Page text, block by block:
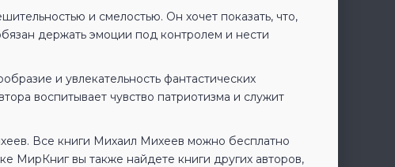
и смелостью. Он хочет показать, что,
держать эмоции под контролем и нести
и увлекательность фантастических
воспитывает чувство патриотизма и служит
Все книги Михаил Михеев можно бесплатно
МирКниг вы также найдете книги других авторов,